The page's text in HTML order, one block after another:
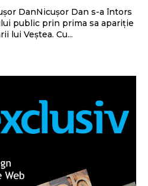
DanNicușor Dan s-a întors
public prin prima sa apariție
lui Veștea. Cu...